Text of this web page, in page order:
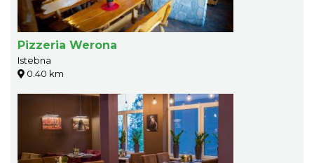
Pizzeria Werona
Istebna
0.40 km